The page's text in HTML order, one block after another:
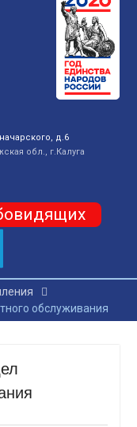
д.6
обл., г.Калуга
обслуживания